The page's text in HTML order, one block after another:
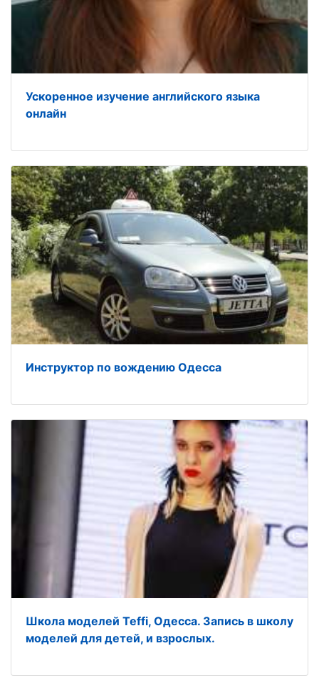
Ускоренное изучение английского языка
онлайн
Инструктор по вождению Одесса
Школа моделей Teffi, Одесса. Запись в школу
моделей для детей, и взрослых.